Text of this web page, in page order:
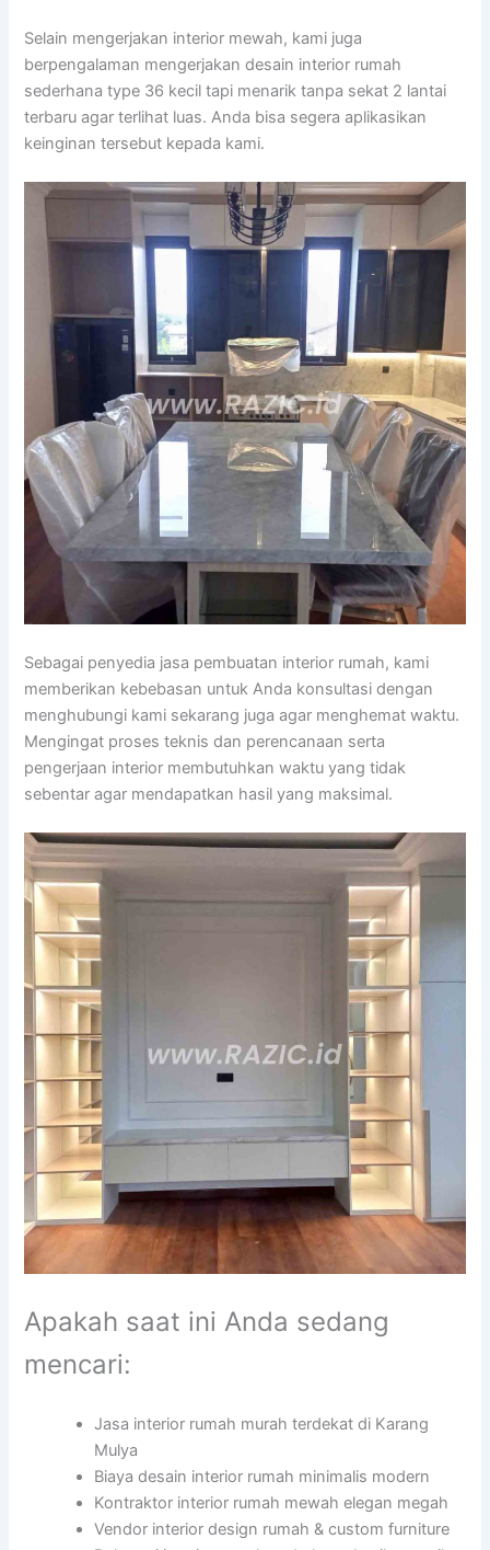
Selain mengerjakan interior mewah, kami juga
berpengalaman mengerjakan desain interior rumah
sederhana type 36 kecil tapi menarik tanpa sekat 2 lantai
terbaru agar terlihat luas. Anda bisa segera aplikasikan
keinginan tersebut kepada kami.
Sebagai penyedia jasa pembuatan interior rumah, kami
memberikan kebebasan untuk Anda konsultasi dengan
menghubungi kami sekarang juga agar menghemat waktu.
Mengingat proses teknis dan perencanaan serta
pengerjaan interior membutuhkan waktu yang tidak
sebentar agar mendapatkan hasil yang maksimal.
Apakah saat ini Anda sedang
mencari:
Jasa interior rumah murah terdekat di Karang
Mulya
Biaya desain interior rumah minimalis modern
Kontraktor interior rumah mewah elegan megah
Vendor interior design rumah & custom furniture